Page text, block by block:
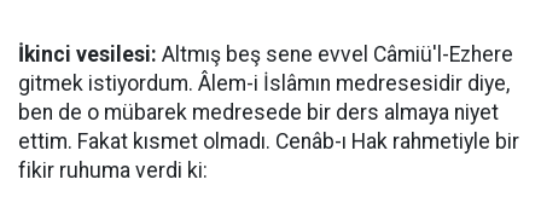
İkinci vesilesi: Altmış beş sene evvel Câmiü'l-Ezhere
gitmek istiyordum. Âlem-i İslâmın medresesidir diye,
ben de o mübarek medresede bir ders almaya niyet
ettim. Fakat kısmet olmadı. Cenâb-ı Hak rahmetiyle bir
fikir ruhuma verdi ki: